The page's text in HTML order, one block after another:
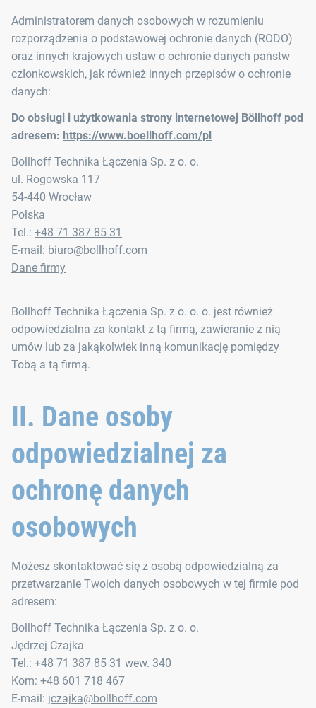
Administratorem danych osobowych w rozumieniu
rozporządzenia o podstawowej ochronie danych (RODO)
oraz innych krajowych ustaw o ochronie danych państw
członkowskich, jak również innych przepisów o ochronie
danych:
Do obsługi i użytkowania strony internetowej Böllhoff pod
adresem: https://www.boellhoff.com/pl
Bollhoff Technika Łączenia Sp. z o. o.
ul. Rogowska 117
54-440 Wrocław
Polska
Tel.: +48 71 387 85 31
E-mail: biuro@bollhoff.com
Dane firmy
Bollhoff Technika Łączenia Sp. z o. o. o. jest również
odpowiedzialna za kontakt z tą firmą, zawieranie z nią
umów lub za jakąkolwiek inną komunikację pomiędzy
Tobą a tą firmą.
II. Dane osoby
odpowiedzialnej za
ochronę danych
osobowych
Możesz skontaktować się z osobą odpowiedzialną za
przetwarzanie Twoich danych osobowych w tej firmie pod
adresem:
Bollhoff Technika Łączenia Sp. z o. o.
Jędrzej Czajka
Tel.: +48 71 387 85 31 wew. 340
Kom: +48 601 718 467
E-mail: jczajka@bollhoff.com